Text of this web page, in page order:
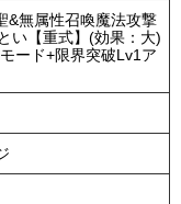
&無属性召喚魔法攻撃
い【重式】(効果：大)
ード+限界突破Lv1ア